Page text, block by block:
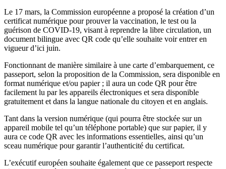
Le 17 mars, la Commission européenne a proposé la création d’un
certificat numérique pour prouver la vaccination, le test ou la
guérison de COVID-19, visant à reprendre la libre circulation, un
document bilingue avec QR code qu’elle souhaite voir entrer en
vigueur d’ici juin.
Fonctionnant de manière similaire à une carte d’embarquement, ce
passeport, selon la proposition de la Commission, sera disponible en
format numérique et/ou papier ; il aura un code QR pour être
facilement lu par les appareils électroniques et sera disponible
gratuitement et dans la langue nationale du citoyen et en anglais.
Tant dans la version numérique (qui pourra être stockée sur un
appareil mobile tel qu’un téléphone portable) que sur papier, il y
aura ce code QR avec les informations essentielles, ainsi qu’un
sceau numérique pour garantir l’authenticité du certificat.
L’exécutif européen souhaite également que ce passeport respecte